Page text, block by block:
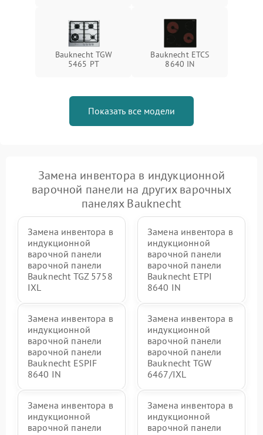
Bauknecht TGW
5465 PT
Bauknecht ETCS
8640 IN
Показать все модели
Замена инвентора в индукционной
варочной панели на других варочных
панелях Bauknecht
Замена инвентора в
индукционной
варочной панели
варочной панели
Bauknecht TGZ 5758
IXL
Замена инвентора в
индукционной
варочной панели
варочной панели
Bauknecht ETPI
8640 IN
Замена инвентора в
индукционной
варочной панели
варочной панели
Bauknecht ESPIF
8640 IN
Замена инвентора в
индукционной
варочной панели
варочной панели
Bauknecht TGW
6467/IXL
Замена инвентора в
индукционной
варочной панели
Замена инвентора в
индукционной
варочной панели